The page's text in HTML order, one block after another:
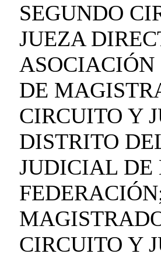
SEGUNDO
JUEZA
DE
CIRCUITO Y
DISTRITO
JUDICIAL DE
CIRCUITO Y